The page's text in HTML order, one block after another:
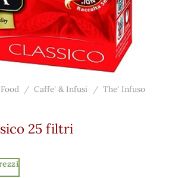
Food / Caffe' & Infusi / The' Infuso
25 filtri